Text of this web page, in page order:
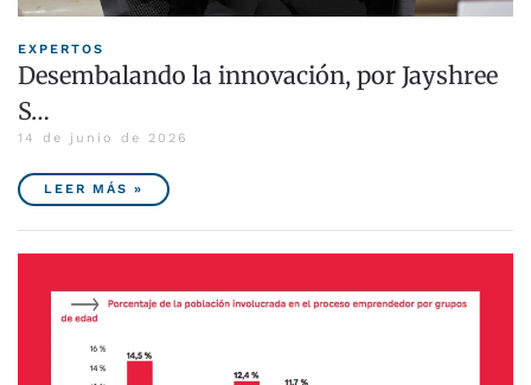
EXPERTOS
Desembalando la innovación, por Jayshree
S…
14 de junio de 2026
LEER MÁS »